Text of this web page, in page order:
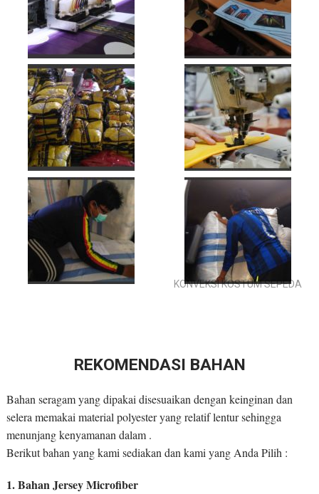
KONVEKSI KOSTUM SEPEDA
REKOMENDASI BAHAN
Bahan seragam yang dipakai disesuaikan dengan keinginan dan
selera memakai material polyester yang relatif lentur sehingga
menunjang kenyamanan dalam .
Berikut bahan yang kami sediakan dan kami yang Anda Pilih :
1. Bahan Jersey Microfiber